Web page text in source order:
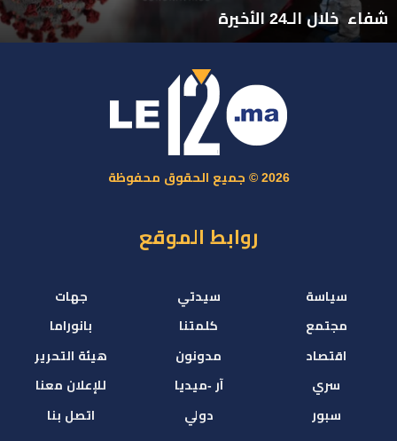
شفاء خلال الـ24 الأخيرة
2026 © جميع الحقوق محفوظة
روابط الموقع
سياسة
مجتمع
اقتصاد
سري
سبور
سيدتي
كلمتنا
مدونون
آر -ميديا
دولي
جهات
بانوراما
هيئة التحرير
للإعلان معنا
اتصل بنا